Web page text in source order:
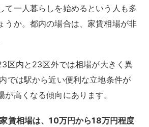
て一人暮らしを始めるという人も多
うか。都内の場合は、家賃相場が非
区内と23区外では相場が大きく異
では駅から近い便利な立地条件が
が高くなる傾向にあります。
賃相場は、10万円から18万円程度